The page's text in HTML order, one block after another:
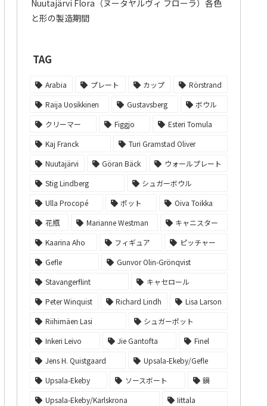
Nuutajärvi Flora（ヌータヤルヴィ フローラ）各色
と形の製造期間
TAG
Arabia プレート カップ
Rörstrand
Raija Uosikkinen
Gustavsberg
ボウル
クリーマー
Figgjo
Esteri Tomula
Kaj Franck
Turi Gramstad Oliver
Nuutajärvi
Göran Bäck
ウォールプレート
Stig Lindberg
シュガーボウル
Ulla Procopé
ポット
Oiva Toikka
花瓶
Marianne Westman
キャニスター
Kaarina Aho
フィギュア
ピッチャー
Gefle
Gunvor Olin-Grönqvist
Stavangerflint
キャセロール
Peter Winquist
Richard Lindh
Lisa Larson
Riihimäen Lasi
シュガーポット
Inkeri Leivo
Jie Gantofta
Finel
Jens H. Quistgaard
Upsala-Ekeby/Gefle
Upsala-Ekeby
ソースボート
鍋
Upsala-Ekeby/Karlskrona
Iittala